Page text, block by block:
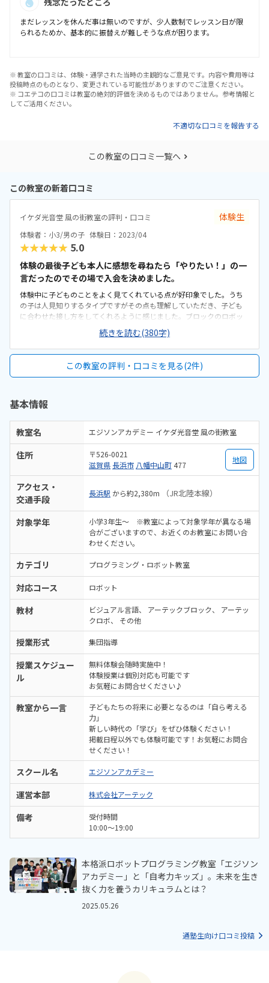
まだレッスンを休んだ事は無いのですが、少人数制でレッスン日が限
られるためか、基本的に振替えが難しそうな点が困ります。
※ 教室の口コミは、体験・通学された当時の主観的なご意見です。内容や費用等は
投稿時点のものとなり、変更されている可能性がありますのでご注意ください。
※ コエテコの口コミは教室の絶対的評価を決めるものではありません。参考情報と
してご活用ください。
不適切な口コミを報告する
この教室の口コミ一覧へ
この教室の新着口コミ
イケダ光音堂 風の街教室の評判・口コミ 体験生
体験者：小3/男の子 体験日：2023/04
★★★★★ 5.0
体験の最後子ども本人に感想を尋ねたら「やりたい！」の一
言だったのでその場で入会を決めました。
体験中に子どものことをよく見てくれている点が好印象でした。うち
の子は人見知りするタイプですがその点も理解していただき、子ども
に合わせた接し方をしてくれるように感じました。ブロックのロボッ
トを組み立てて、そのロボットを決められたルートでゴールまで動か
すという体験をさせていただきました。子どもは夢中になって取り組
んでいましたし、大人の私でもやってみたいと感じるような魅力的な
心配してます。駐車場も広く特に問題はありません。同じ建物内には
音楽教室や化粧品店がありました。ホールのようなとても広い部屋に
90分×2回/月で¥11,000、他の習い事と比較すると少し高額には感じ
続きを読む(380字)
この教室の評判・口コミを見る(2件)
基本情報
教室名 エジソンアカデミー イケダ光音堂 風の街教室
住所
〒526-0021
滋賀県 長浜市 八幡中山町 477
地図
アクセス・
交通手段
長浜駅 から約2,380m （JR北陸本線）
対象学年
小学3年生～ ※教室によって対象学年が異なる場
合がございますので、お近くのお教室にお問い合
わせください。
カテゴリ プログラミング・ロボット教室
対応コース ロボット
教材 ビジュアル言語 アーテックブロック
アーテッ
クロボ
その他
授業形式 集団指導
授業スケジュー
ル
無料体験会随時実施中！
体験授業は個別対応も可能です
お気軽にお問合せください♪
教室から一言
子どもたちの将来に必要となるのは「自ら考える
力」
新しい時代の「学び」をぜひ体験ください！
掲載日程以外でも体験可能です！お気軽にお問合
せください！
スクール名 エジソンアカデミー
運営本部 株式会社アーテック
備考
受付時間
10:00～19:00
本格派ロボットプログラミング教室「エジソン
アカデミー」と「自考力キッズ」。未来を生き
抜く力を養うカリキュラムとは？
2025.05.26
通塾生向け口コミ投稿